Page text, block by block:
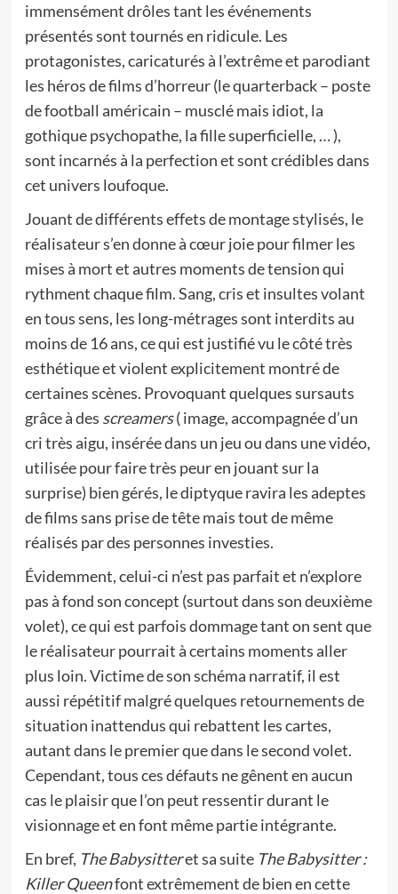
immensément drôles tant les événements
présentés sont tournés en ridicule. Les
protagonistes, caricaturés à l’extrême et parodiant
les héros de films d’horreur (le quarterback – poste
de football américain – musclé mais idiot, la
gothique psychopathe, la fille superficielle, … ),
sont incarnés à la perfection et sont crédibles dans
cet univers loufoque.
Jouant de différents effets de montage stylisés, le
réalisateur s’en donne à cœur joie pour filmer les
mises à mort et autres moments de tension qui
rythment chaque film. Sang, cris et insultes volant
en tous sens, les long-métrages sont interdits au
moins de 16 ans, ce qui est justifié vu le côté très
esthétique et violent explicitement montré de
certaines scènes. Provoquant quelques sursauts
grâce à des screamers( image, accompagnée d’un
cri très aigu, insérée dans un jeu ou dans une vidéo,
utilisée pour faire très peur en jouant sur la
surprise) bien gérés, le diptyque ravira les adeptes
de films sans prise de tête mais tout de même
réalisés par des personnes investies.
Évidemment, celui-ci n’est pas parfait et n’explore
pas à fond son concept (surtout dans son deuxième
volet), ce qui est parfois dommage tant on sent que
le réalisateur pourrait à certains moments aller
plus loin. Victime de son schéma narratif, il est
aussi répétitif malgré quelques retournements de
situation inattendus qui rebattent les cartes,
autant dans le premier que dans le second volet.
Cependant, tous ces défauts ne gênent en aucun
cas le plaisir que l’on peut ressentir durant le
visionnage et en font même partie intégrante.
En bref, The Babysitteret sa suite The Babysitter :
Killer Queenfont extrêmement de bien en cette